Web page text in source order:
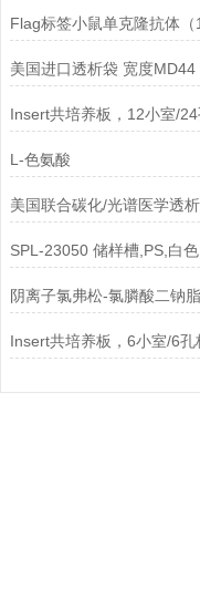
L-色氨酸
阴离子氯弗松-氯膦酸二钠